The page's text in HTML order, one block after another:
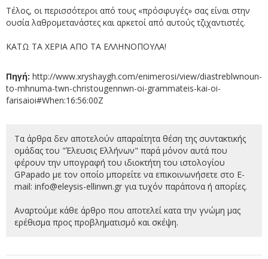
Τέλος, οι περισσότεροι από τους «πρόσφυγές» σας είναι στην
ουσία λαθρομετανάστες και αρκετοί από αυτούς τζιχαντιστές.
ΚΑΤΩ ΤΑ ΧΕΡΙΑ ΑΠΟ ΤΑ ΕΛΛΗΝΟΠΟΥΛΑ!
Πηγή: http://www.xryshaygh.com/enimerosi/view/diastreblwnoun-
to-mhnuma-twn-christougennwn-oi-grammateis-kai-oi-
farisaioi#When:16:56:00Z
Τα άρθρα δεν αποτελούν απαραίτητα θέση της συντακτικής
ομάδας του "Έλευσις Ελλήνων" παρά μόνον αυτά που
φέρουν την υπογραφή του ιδιοκτήτη του ιστολογίου
GPapado με τον οποίο μπορείτε να επικοινωνήσετε στο E-
mail: info@eleysis-ellinwn.gr για τυχόν παράπονα ή απορίες.
Αναρτούμε κάθε άρθρο που αποτελεί κατα την γνώμη μας
ερέθισμα προς προβληματισμό και σκέψη.